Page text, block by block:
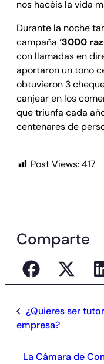
nos hacéis la vida
Durante la noche
campaña ‘3000
con llamadas en
aportaron un tono
obtuvieron 3
canjear en los
que triunfa cada
centenares de
Post Views:417
Comparte
¿Quieres ser
empresa?
La Cámara de